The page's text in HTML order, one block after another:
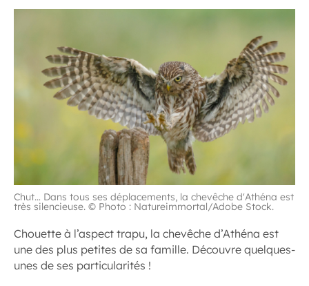
Chut… Dans tous ses déplacements, la chevêche d'Athéna est
très silencieuse. © Photo : Natureimmortal/Adobe Stock.
Chouette à l’aspect trapu, la chevêche d’Athéna est
une des plus petites de sa famille. Découvre quelques-
unes de ses particularités !